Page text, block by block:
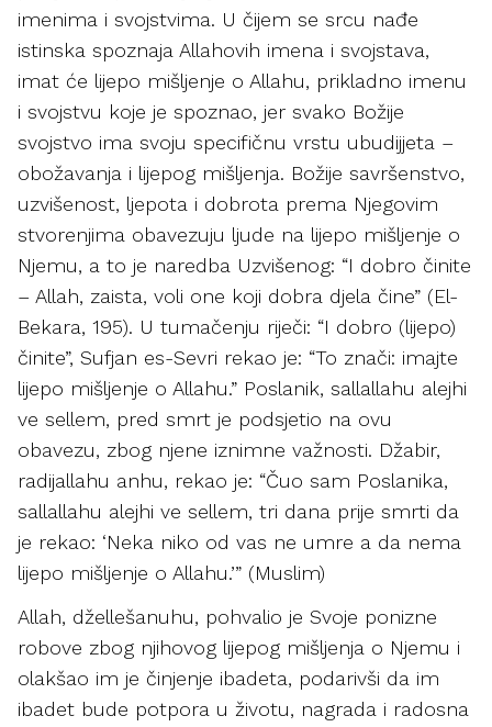
imenima i svojstvima. U čijem se srcu nađe
istinska spoznaja Allahovih imena i svojstava,
imat će lijepo mišljenje o Allahu, prikladno imenu
i svojstvu koje je spoznao, jer svako Božije
svojstvo ima svoju specifičnu vrstu ubudijjeta –
obožavanja i lijepog mišljenja. Božije savršenstvo,
uzvišenost, ljepota i dobrota prema Njegovim
stvorenjima obavezuju ljude na lijepo mišljenje o
Njemu, a to je naredba Uzvišenog: “I dobro činite
– Allah, zaista, voli one koji dobra djela čine” (El-
Bekara, 195). U tumačenju riječi: “I dobro (lijepo)
činite”, Sufjan es-Sevri rekao je: “To znači: imajte
lijepo mišljenje o Allahu.” Poslanik, sallallahu alejhi
ve sellem, pred smrt je podsjetio na ovu
obavezu, zbog njene iznimne važnosti. Džabir,
radijallahu anhu, rekao je: “Čuo sam Poslanika,
sallallahu alejhi ve sellem, tri dana prije smrti da
je rekao: ‘Neka niko od vas ne umre a da nema
lijepo mišljenje o Allahu.’” (Muslim)
Allah, džellešanuhu, pohvalio je Svoje ponizne
robove zbog njihovog lijepog mišljenja o Njemu i
olakšao im je činjenje ibadeta, podarivši da im
ibadet bude potpora u životu, nagrada i radosna